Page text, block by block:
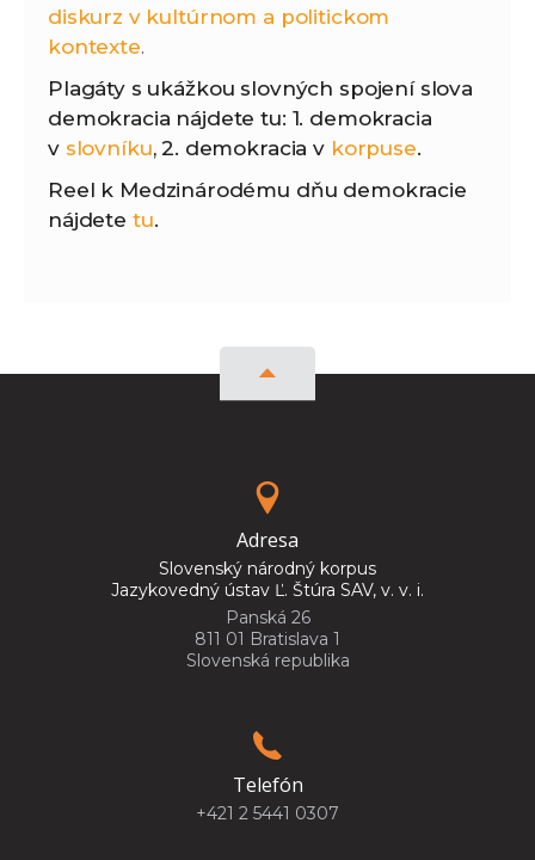
diskurz v kultúrnom a politickom
kontexte.
Plagáty s ukážkou slovných spojení slova
demokracia nájdete tu: 1. demokracia
v slovníku, 2. demokracia v korpuse.
Reel k Medzinárodému dňu demokracie
nájdete tu.
Adresa
Slovenský národný korpus
Jazykovedný ústav Ľ. Štúra SAV, v. v. i.
Panská 26
811 01 Bratislava 1
Slovenská republika
Telefón
+421 2 5441 0307